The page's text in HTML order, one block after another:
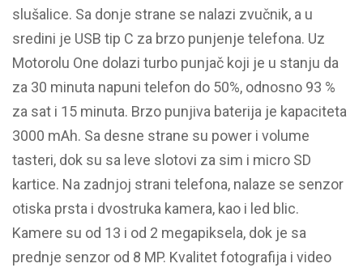
slušalice. Sa donje strane se nalazi zvučnik, a u
sredini je USB tip C za brzo punjenje telefona. Uz
Motorolu One dolazi turbo punjač koji je u stanju da
za 30 minuta napuni telefon do 50%, odnosno 93 %
za sat i 15 minuta. Brzo punjiva baterija je kapaciteta
3000 mAh. Sa desne strane su power i volume
tasteri, dok su sa leve slotovi za sim i micro SD
kartice. Na zadnjoj strani telefona, nalaze se senzor
otiska prsta i dvostruka kamera, kao i led blic.
Kamere su od 13 i od 2 megapiksela, dok je sa
prednje senzor od 8 MP. Kvalitet fotografija i video